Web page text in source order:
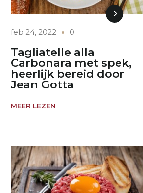
feb 24, 2022 0
Tagliatelle alla
Carbonara met spek,
heerlijk bereid door
Jean Gotta
MEER LEZEN